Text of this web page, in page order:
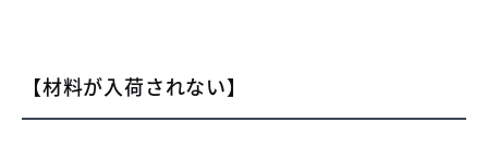
【材料が入荷されない】